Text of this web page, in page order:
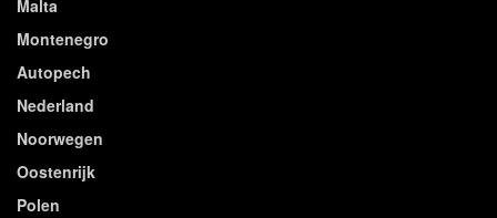
Malta
Montenegro
Autopech
Nederland
Noorwegen
Oostenrijk
Polen